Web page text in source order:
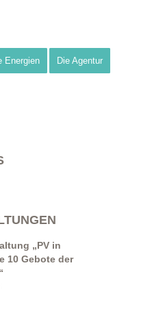
Energien Die Agentur
„PV in
10 Gebote der